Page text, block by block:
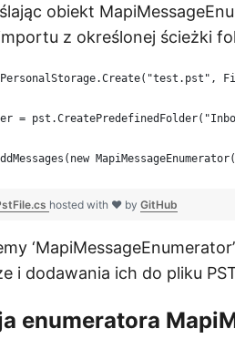
obiekt
z określonej ścieżki
=
hosted with ❤ by GitHub
i dodawania ich do pliku
enumeratora